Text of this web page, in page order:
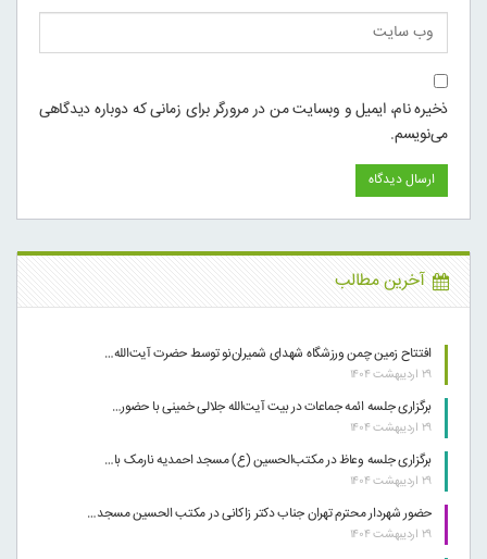
ذخیره نام، ایمیل و وبسایت من در مرورگر برای زمانی که دوباره دیدگاهی
می‌نویسم.
آخرین مطالب
افتتاح زمین چمن ورزشگاه شهدای شمیران‌نو توسط حضرت آیت‌الله…
۲۹ اردیبهشت ۱۴۰۴
برگزاری جلسه ائمه جماعات در بیت آیت‌الله جلالی خمینی با حضور…
۲۹ اردیبهشت ۱۴۰۴
برگزاری جلسه وعاظ در مکتب‌الحسین (ع) مسجد احمدیه نارمک با…
۲۹ اردیبهشت ۱۴۰۴
حضور شهردار محترم تهران جناب دکتر زاکانی در مکتب الحسین مسجد…
۲۹ اردیبهشت ۱۴۰۴